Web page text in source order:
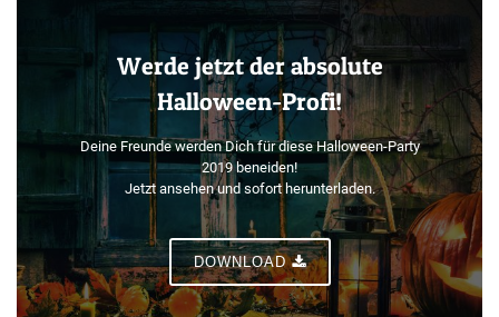
Werde jetzt der absolute
Halloween-Profi!
Deine Freunde werden Dich für diese Halloween-Party
2019 beneiden!
Jetzt ansehen und sofort herunterladen.
DOWNLOAD